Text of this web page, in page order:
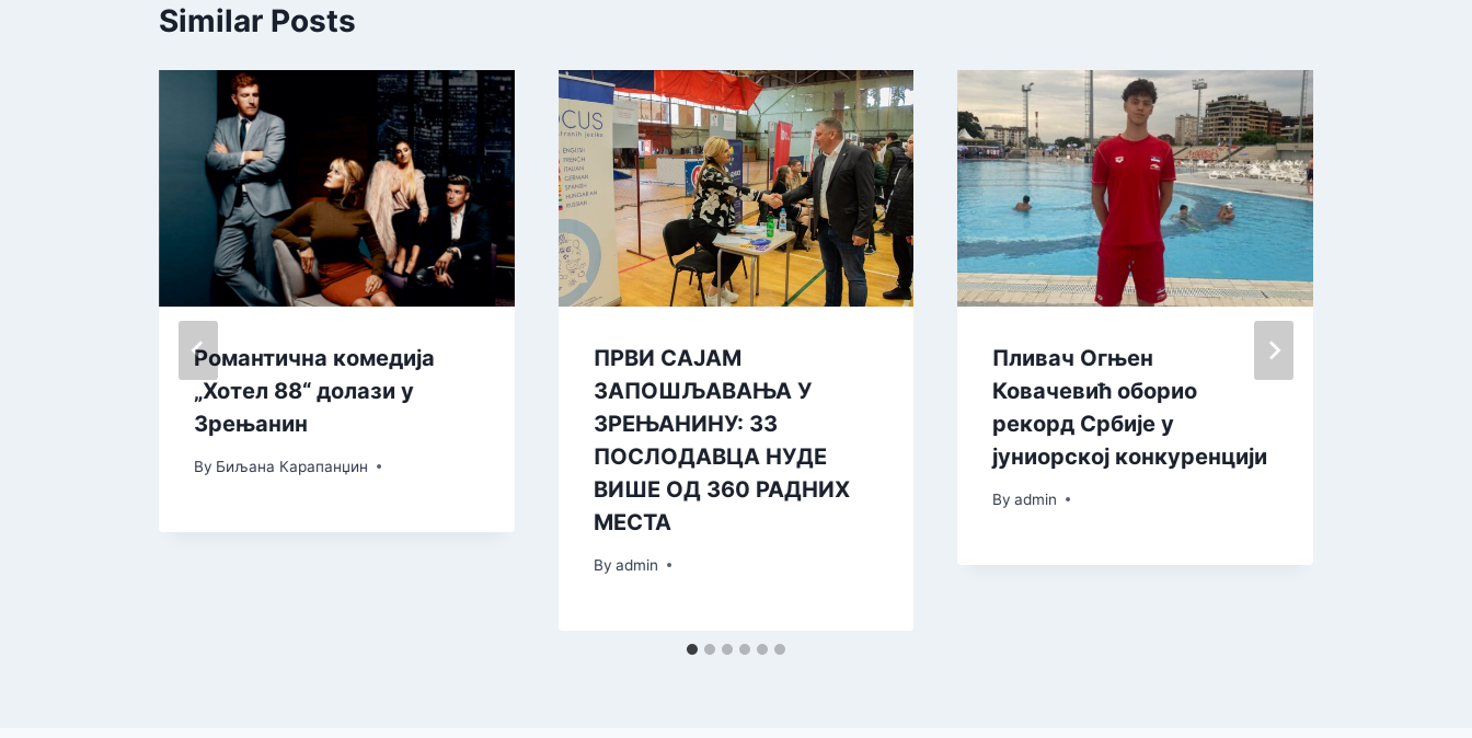
Similar Posts
Романтична комедија
„Хотел 88“ долази у
Зрењанин
By Биљана Карапанџин
ПРВИ САЈАМ
ЗАПОШЉАВАЊА У
ЗРЕЊАНИНУ: 33
ПОСЛОДАВЦА НУДЕ
ВИШЕ ОД 360 РАДНИХ
МЕСТА
By admin
Пливач Огњен
Ковачевић оборио
рекорд Србије у
јуниорској конкуренцији
By admin